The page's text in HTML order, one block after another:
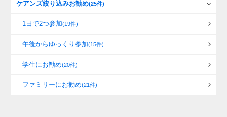
ケアンズ絞り込みお勧め(25件)
1日で2つ参加(19件)
午後からゆっくり参加(15件)
学生にお勧め(20件)
ファミリーにお勧め(21件)